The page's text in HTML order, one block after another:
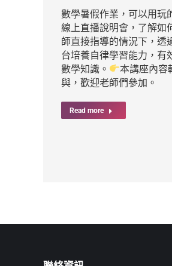
數學暑假作業，可以用玩
線上直播說明會，了解如
師直接指導的情況下，透
台培養自律學習能力，有
數學知識。
本講座內容
與，歡迎老師們參加。
Read more